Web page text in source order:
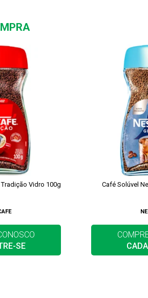
Vidro 100g
SE
Café Solúvel